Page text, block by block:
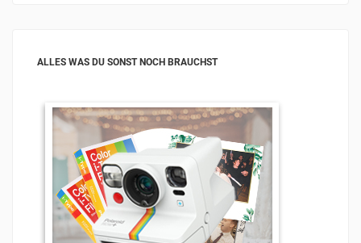
ALLES WAS DU SONST NOCH BRAUCHST